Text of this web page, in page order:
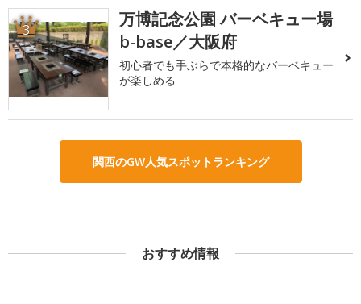
3
万博記念公園 バーベキュー場
b-base／大阪府
初心者でも手ぶらで本格的なバーベキュー
が楽しめる
関西のGW人気スポットランキング
おすすめ情報